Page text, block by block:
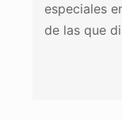
especiales
de las que